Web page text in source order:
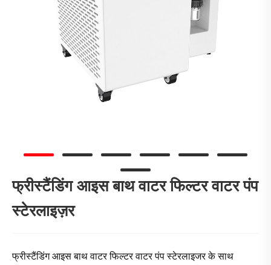
फ्रीस्टैंडिंग आइस बाथ वाटर फिल्टर वाटर पंप
स्टेरलाइज़र
फ्रीस्टैंडिंग आइस बाथ वाटर फिल्टर वाटर पंप स्टेरलाइजर के साथ